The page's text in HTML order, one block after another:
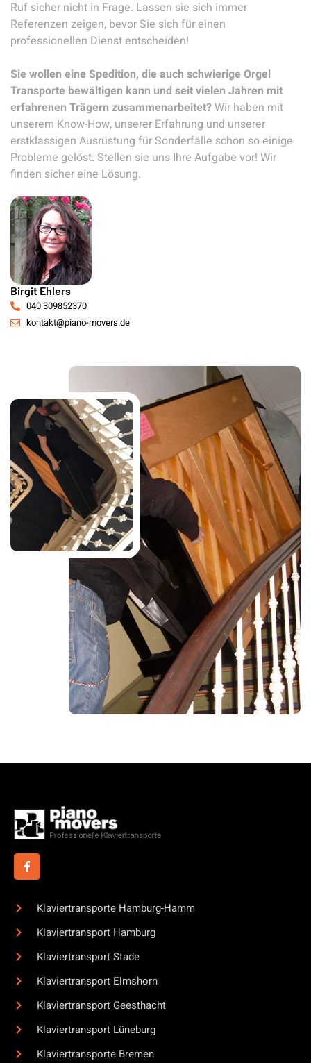
Ruf sicher nicht in Frage. Lassen sie sich immer
Referenzen zeigen, bevor Sie sich für einen
professionellen Dienst entscheiden!
Sie wollen eine Spedition, die auch schwierige Orgel
Transporte bewältigen kann und seit vielen Jahren mit
erfahrenen Trägern zusammenarbeitet?Wir haben mit
unserem Know-How, unserer Erfahrung und unserer
erstklassigen Ausrüstung für Sonderfälle schon so einige
Probleme gelöst. Stellen sie uns Ihre Aufgabe vor! Wir
finden sicher eine Lösung.
Birgit Ehlers
040 309852370
kontakt@piano-movers.de
Klaviertransporte Hamburg-Hamm
Klaviertransport Hamburg
Klaviertransport Stade
Klaviertransport Elmshorn
Klaviertransport Geesthacht
Klaviertransport Lüneburg
Klaviertransporte Bremen